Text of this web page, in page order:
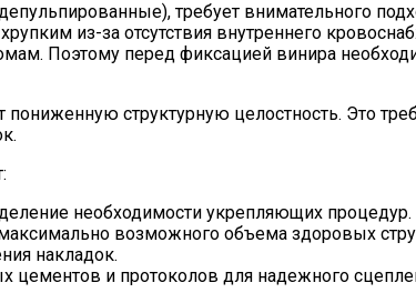
требует внимательного
из-за отсутствия внутреннего
Поэтому перед фиксацией винира
структурную целостность. Это
необходимости укрепляющих процедур.
возможного объема здоровых
накладок.
цементов и протоколов для надежного